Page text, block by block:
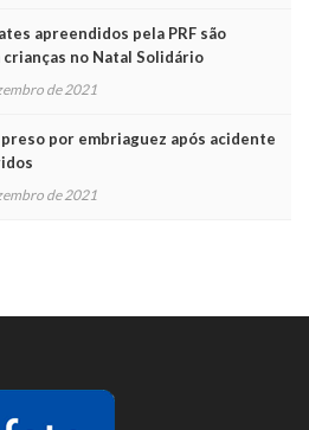
apreendidos pela PRF são
no Natal Solidário
de 2021
por embriaguez após acidente
de 2021